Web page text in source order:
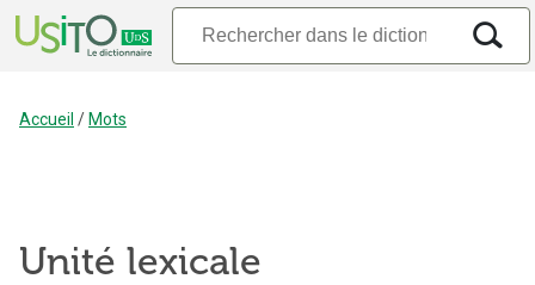
Accueil / Mots
Unité lexicale